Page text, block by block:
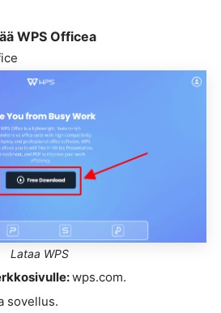
WPS Officea
Lataa WPS
wps.com.
sovellus.